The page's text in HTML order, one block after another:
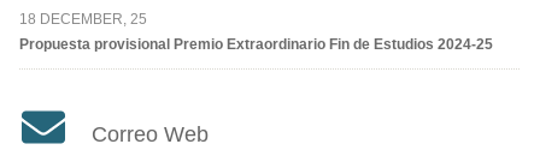
18 DECEMBER, 25
Propuesta provisional Premio Extraordinario Fin de Estudios 2024-25
Correo Web